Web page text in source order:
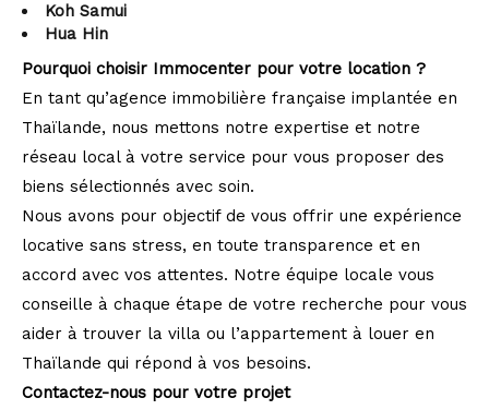
Koh Samui
Hua Hin
Pourquoi choisir Immocenter pour votre location ?
En tant qu’agence immobilière française implantée en
Thaïlande, nous mettons notre expertise et notre
réseau local à votre service pour vous proposer des
biens sélectionnés avec soin.
Nous avons pour objectif de vous offrir une expérience
locative sans stress, en toute transparence et en
accord avec vos attentes. Notre équipe locale vous
conseille à chaque étape de votre recherche pour vous
aider à trouver la villa ou l’appartement à louer en
Thaïlande qui répond à vos besoins.
Contactez-nous pour votre projet